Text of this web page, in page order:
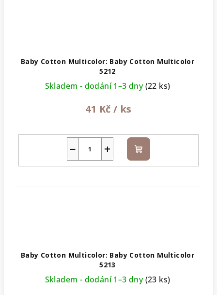
Baby Cotton Multicolor: Baby Cotton Multicolor
5212
Skladem - dodání 1–3 dny(22 ks)
41 Kč / ks
+
− Do
košíku
Baby Cotton Multicolor: Baby Cotton Multicolor
5213
Skladem - dodání 1–3 dny(23 ks)